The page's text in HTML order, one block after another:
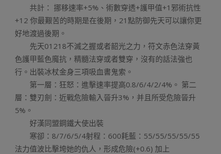
共計： 挪移速率+5%、術數穿透+護甲值+1邪術抗性
+12 你最艱苦的時期是在後期，21點防御先天可以讓你更
好地渡過後期。
先天01218不滅之握或者韶光之力，符文赤色法穿黃
色護甲藍色魔抗，精髓法穿或者雙穿，沒有的話法強也
行。出裝冰杖金身三項吸血書鬼索。
第一層：狂怒：進擊速率提高0.8/6/4/2/4%。 第二
層：雙刃劍：近戰危險輸入晉升3%，并且所受危險晉升
5%。
好漢同盟鋼鐵大使出裝
寒卻：8/7/6/5/4射程：600耗藍：55/55/55/55/55
法力值波比擊垮她的仇人，形成危險(+0.6) 加上